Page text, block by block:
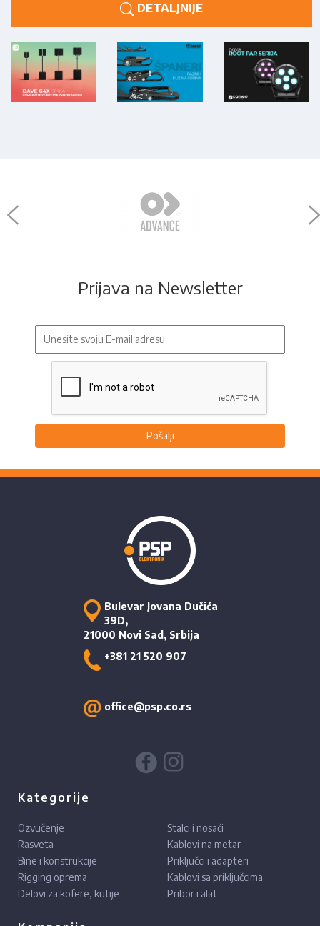
DETALJNIJE
Prijava na Newsletter
Pošalji
Bulevar Jovana Dučića
39D,
21000 Novi Sad, Srbija
+381 21 520 907
office@psp.co.rs
Kategorije
Ozvučenje
Rasveta
Bine i konstrukcije
Rigging oprema
Delovi za kofere, kutije
Stalci i nosači
Kablovi na metar
Priključci i adapteri
Kablovi sa priključcima
Pribor i alat